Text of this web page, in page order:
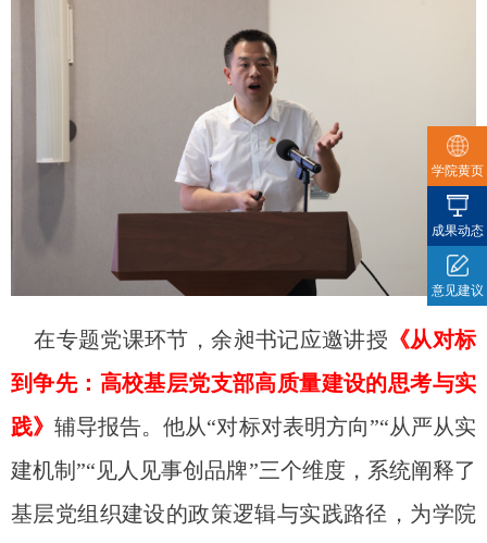
在专题党课环节，余昶书记应邀讲授 《从对标
到争先：高校基层党支部高质量建设的思考与实
践》辅导报告。他从“对标对表明方向”“从严从实
建机制”“见人见事创品牌”三个维度，系统阐释了
基层党组织建设的政策逻辑与实践路径 ，为学院
学院黄页
成果动态
意见建议